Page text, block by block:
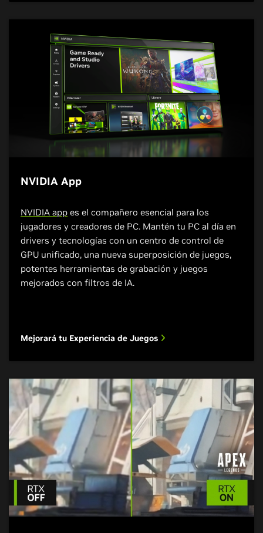
NVIDIA App
NVIDIA app es el compañero esencial para los
jugadores y creadores de PC. Mantén tu PC al día en
drivers y tecnologías con un centro de control de
GPU unificado, una nueva superposición de juegos,
potentes herramientas de grabación y juegos
mejorados con filtros de IA.
Mejorará tu Experiencia de Juegos